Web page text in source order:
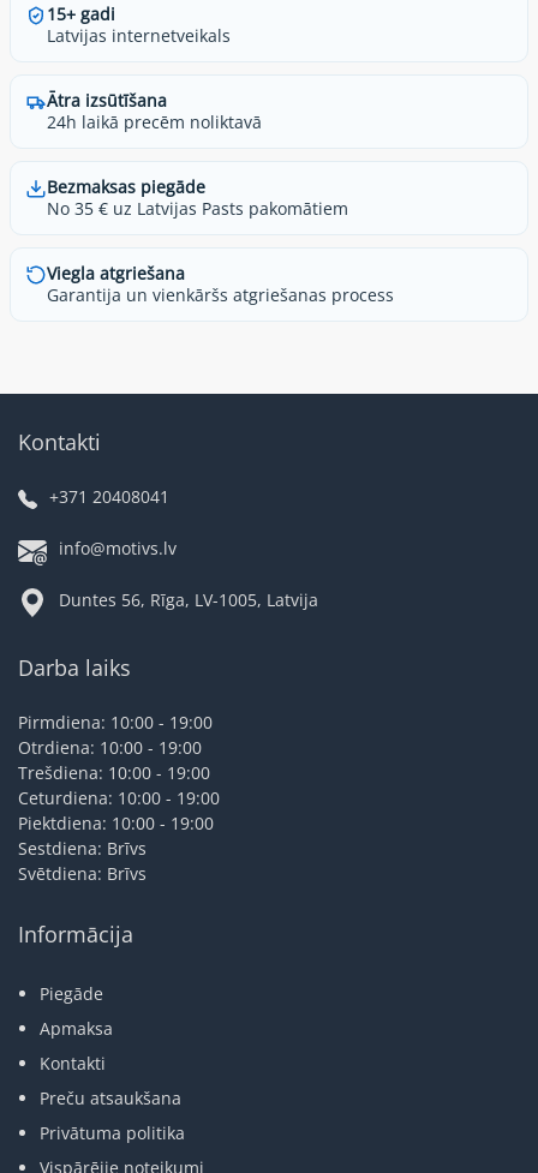
15+ gadi
Latvijas internetveikals
Ātra izsūtīšana
24h laikā precēm noliktavā
Bezmaksas piegāde
No 35 € uz Latvijas Pasts pakomātiem
Viegla atgriešana
Garantija un vienkāršs atgriešanas process
Kontakti
+371 20408041
info@motivs.lv
Duntes 56, Rīga, LV-1005, Latvija
Darba laiks
Pirmdiena: 10:00 - 19:00
Otrdiena: 10:00 - 19:00
Trešdiena: 10:00 - 19:00
Ceturdiena: 10:00 - 19:00
Piektdiena: 10:00 - 19:00
Sestdiena: Brīvs
Svētdiena: Brīvs
Informācija
Piegāde
Apmaksa
Kontakti
Preču atsaukšana
Privātuma politika
Vispārējie noteikumi